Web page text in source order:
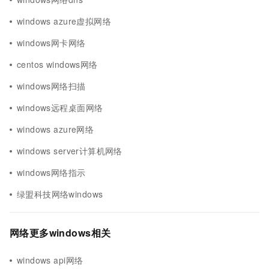
windows azure虚拟网络
windows网卡网络
centos windows网络
windows网络扫描
windows远程桌面网络
windows azure网络
windows server计算机网络
windows网络指示
绿盟科技网络windows
网络更多windows相关
windows api网络